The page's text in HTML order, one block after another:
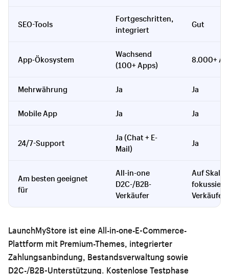
SEO-Tools
Fortgeschritten,
integriert
Gut
App-Ökosystem
Wachsend
(100+ Apps)
8.000+
Mehrwährung Ja Ja
Mobile App Ja Ja
24/7-Support
Ja (Chat + E-
Mail)
Ja
Am besten geeignet
für
All-in-one
D2C-/B2B-
Verkäufer
Auf
Verkäufer
LaunchMyStore ist eine All-in-one-E-Commerce-
Plattform mit Premium-Themes, integrierter
Zahlungsanbindung, Bestandsverwaltung sowie
D2C-/B2B-Unterstützung. Kostenlose Testphase